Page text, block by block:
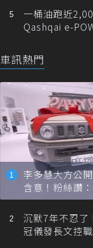
一桶油跑近
Qashqai e-
車訊熱門
李多慧大方公
含意！粉絲讚
忙找車
沉默7年不忍了
冠儀發長文控